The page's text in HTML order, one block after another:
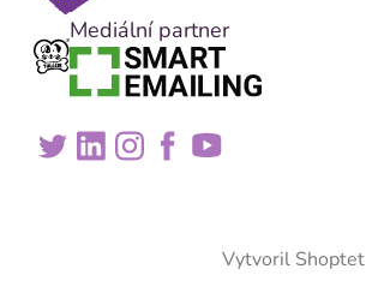
Mediální partner
Vytvoril Shoptet